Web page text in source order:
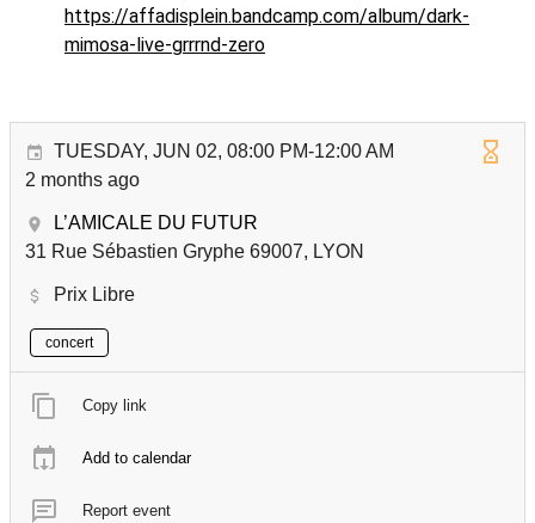
https://affadisplein.bandcamp.com/album/dark-
mimosa-live-grrrnd-zero
TUESDAY, JUN 02, 08:00 PM-12:00 AM
2 months ago
L’AMICALE DU FUTUR
31 Rue Sébastien Gryphe 69007, LYON
Prix Libre
concert
Copy link
Add to calendar
Report event